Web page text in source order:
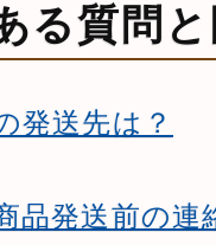
る質問
発送先は？
品発送前の連